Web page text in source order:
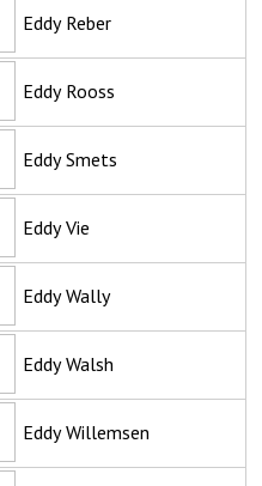
Eddy Reber
Eddy Rooss
Eddy Smets
Eddy Vie
Eddy Wally
Eddy Walsh
Eddy Willemsen